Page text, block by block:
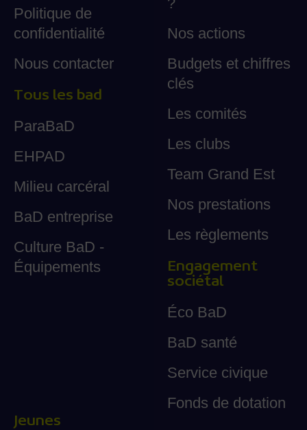
Politique de
confidentialité
Nous contacter
Tous les bad
ParaBaD
EHPAD
Milieu carcéral
BaD entreprise
Culture BaD -
Équipements
Nos actions
Budgets et chiffres
clés
Les comités
Les clubs
Team Grand Est
Nos prestations
Les règlements
Engagement
sociétal
Éco BaD
BaD santé
Service civique
Fonds de dotation
Jeunes